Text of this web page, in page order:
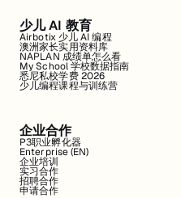
少儿 AI 教育
Airbotix 少儿 AI 编程
澳洲家长实用资料库
NAPLAN 成绩单怎么看
My School 学校数据指南
悉尼私校学费 2026
少儿编程课程与训练营
企业合作
P3职业孵化器
Enterprise (EN)
企业培训
实习合作
招聘合作
申请合作